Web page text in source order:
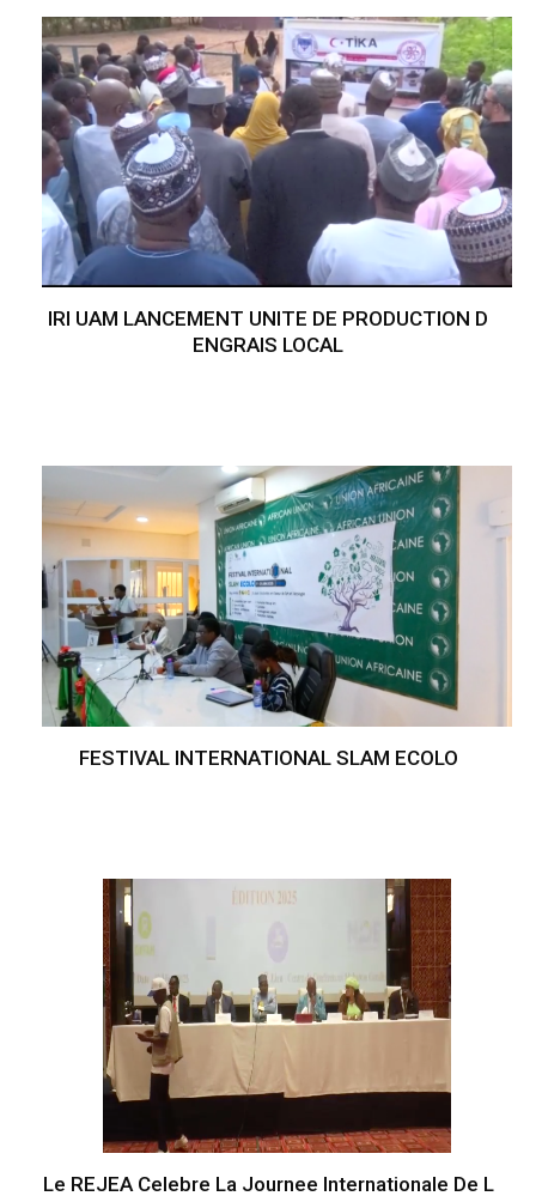
IRI UAM LANCEMENT UNITE DE PRODUCTION D
ENGRAIS LOCAL
FESTIVAL INTERNATIONAL SLAM ECOLO
Le REJEA Celebre La Journee Internationale De L